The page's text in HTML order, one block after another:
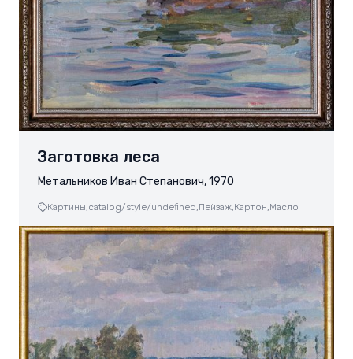
Заготовка леса
Метальников Иван Степанович, 1970
Картины,catalog/style/undefined,Пейзаж,Картон,Масло